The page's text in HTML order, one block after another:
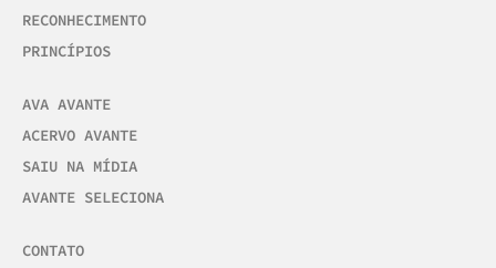
RECONHECIMENTO
PRINCÍPIOS
AVA AVANTE
ACERVO AVANTE
SAIU NA MÍDIA
AVANTE SELECIONA
CONTATO